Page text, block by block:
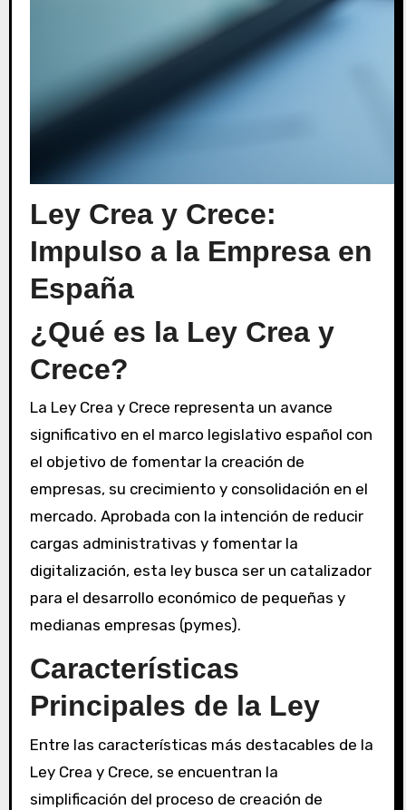
Ley Crea y Crece:
Impulso a la Empresa en
España
¿Qué es la Ley Crea y
Crece?
La Ley Crea y Crece representa un avance
significativo en el marco legislativo español con
el objetivo de fomentar la creación de
empresas, su crecimiento y consolidación en el
mercado. Aprobada con la intención de reducir
cargas administrativas y fomentar la
digitalización, esta ley busca ser un catalizador
para el desarrollo económico de pequeñas y
medianas empresas (pymes).
Características
Principales de la Ley
Entre las características más destacables de la
Ley Crea y Crece, se encuentran la
simplificación del proceso de creación de